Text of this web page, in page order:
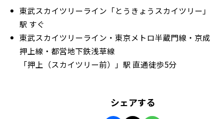
東武スカイツリーライン「とうきょうスカイツリー」
駅 すぐ
東武スカイツリーライン・東京メトロ半蔵門線・京成
押上線・都営地下鉄浅草線
「押上（スカイツリー前）」駅 直通徒歩5分
シェアする